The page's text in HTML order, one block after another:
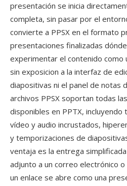
presentación se inicia
completa, sin pasar por el
convierte a PPSX en el formato
presentaciones finalizadas
experimentar el contenido como
sin exposicion a la interfaz de
diapositivas ni el panel de notas
archivos PPSX soportan todas
disponibles en PPTX, incluyendo
vídeo y audio incrustados,
y temporizaciones de
ventaja es la entrega
adjunto a un correo electrónico
un enlace se abre como una